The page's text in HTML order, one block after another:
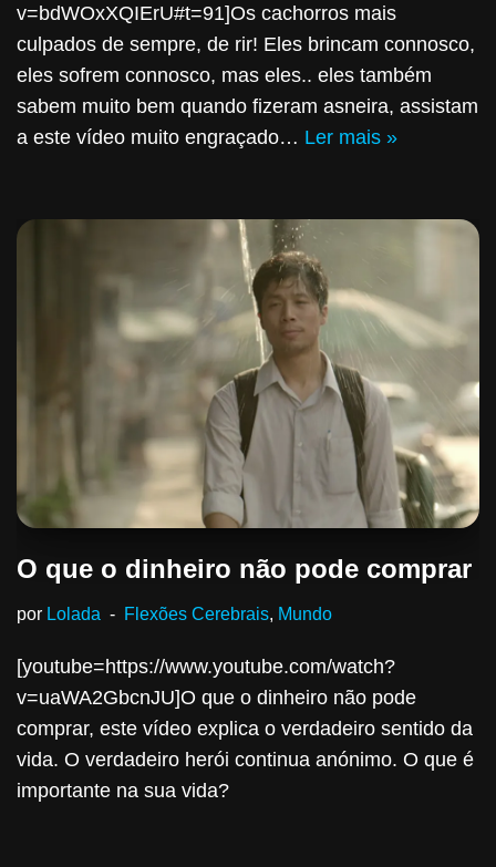
v=bdWOxXQIErU#t=91]Os cachorros mais
culpados de sempre, de rir! Eles brincam connosco,
eles sofrem connosco, mas eles.. eles também
sabem muito bem quando fizeram asneira, assistam
a este vídeo muito engraçado… Ler mais »
O que o dinheiro não pode comprar
por Lolada Flexões Cerebrais, Mundo
[youtube=https://www.youtube.com/watch?
v=uaWA2GbcnJU]O que o dinheiro não pode
comprar, este vídeo explica o verdadeiro sentido da
vida. O verdadeiro herói continua anónimo. O que é
importante na sua vida?